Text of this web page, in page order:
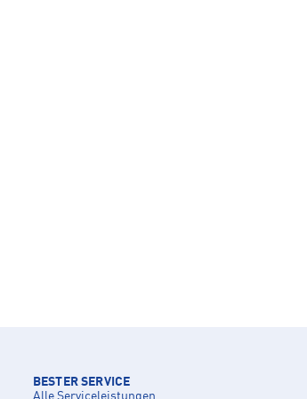
BESTER SERVICE